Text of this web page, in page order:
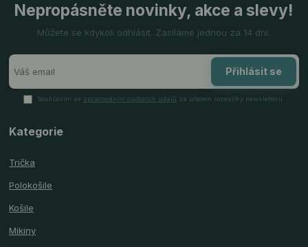
Nepropásněte novinky, akce a slevy!
Můžete se kdykoli odhlásit. Zasíláme jednou za 14 dní.
Přihlásit se
Souhlasím se zpracováním osobních údajů za účelem rozesílky newsletteru.
Kategorie
Trička
Polokošile
Košile
Mikiny